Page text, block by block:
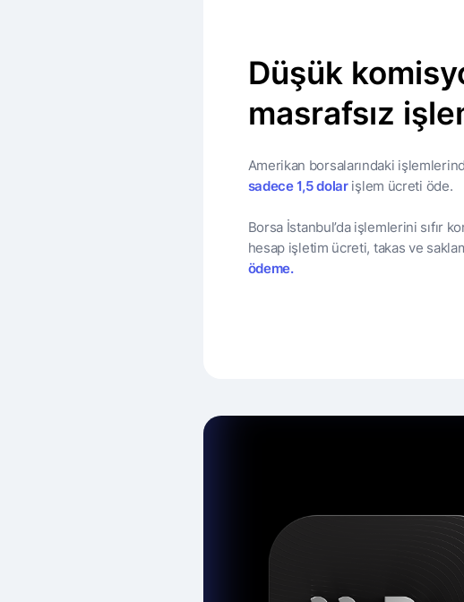
Düşük
masrafsız
Amerikan borsalarındaki
sadece 1,5 dolarişlem ücreti öde.
Borsa İstanbul’da işlemlerini sıfır
hesap işletim ücreti, takas ve
ödeme.